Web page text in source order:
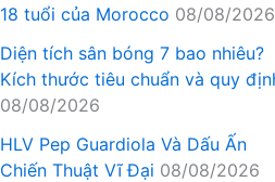
18 tuổi của Morocco 08/08/2026
Diện tích sân bóng 7 bao nhiêu?
Kích thước tiêu chuẩn và quy
08/08/2026
HLV Pep Guardiola Và Dấu Ấn
Chiến Thuật Vĩ Đại 08/08/2026